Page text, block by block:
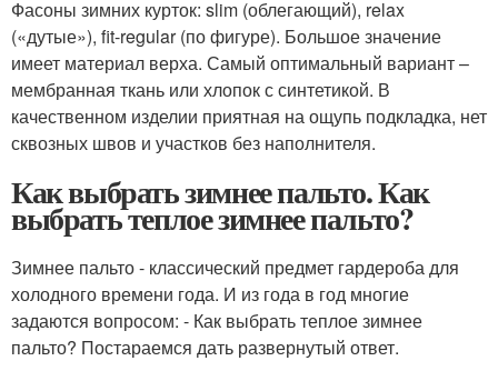
Фасоны зимних курток: slim (облегающий), relax
(«дутые»), fit-regular (по фигуре). Большое значение
имеет материал верха. Самый оптимальный вариант –
мембранная ткань или хлопок с синтетикой. В
качественном изделии приятная на ощупь подкладка, нет
сквозных швов и участков без наполнителя.
Как выбрать зимнее пальто. Как
выбрать теплое зимнее пальто?
Зимнее пальто - классический предмет гардероба для
холодного времени года. И из года в год многие
задаются вопросом: - Как выбрать теплое зимнее
пальто? Постараемся дать развернутый ответ.